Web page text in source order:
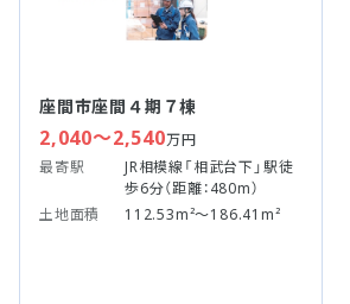
座間市座間４期７棟
2,040～2,540万円
最寄駅
JR相模線「相武台下」駅徒
歩6分（距離：480m）
土地面積
112.53m²～186.41m²